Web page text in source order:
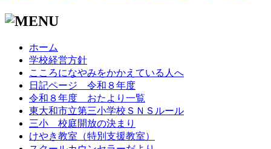
ホーム
学校経営方針
こころになやみをかかえている人へ
日記ページ 令和８年度
令和８年度 おたより一覧
東大和市立第三小学校ＳＮＳルール
三小 校庭開放の決まり
けやき教室（特別支援教室）